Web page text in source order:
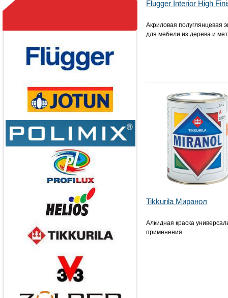
Flugger Interior High
Акриловая полуглянцевая
для мебели из дерева и
Tikkurila Миранол
Алкидная краска
применения.